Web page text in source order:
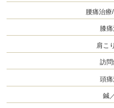
腰痛治療
膝
肩こ
訪
頭
鍼